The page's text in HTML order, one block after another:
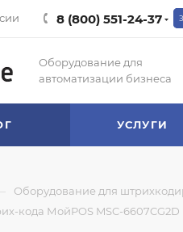
8 (800) 551-24-37
Оборудование для
автоматизации бизнеса
УСЛУГИ
Оборудование для
кода МойPOS MSC-6607CG2D